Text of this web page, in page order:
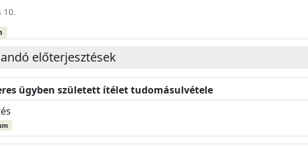
10.
előterjesztések
ügyben született ítélet tudomásulvétele